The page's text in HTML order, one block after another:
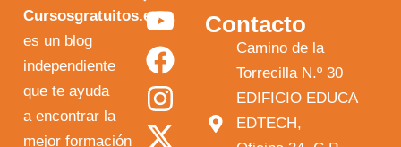
Cursosgratuitos.es
es un blog
independiente
que te ayuda
a encontrar la
mejor formación
Y
o
u
t
u
F
a
c
e
b
I
n
s
t
a
X
-
t
w
i
Contacto
Camino de la
Torrecilla N.º 30
EDIFICIO EDUCA
EDTECH,